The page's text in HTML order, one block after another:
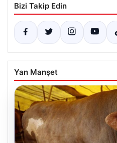
Bizi Takip Edin
Yan Manşet